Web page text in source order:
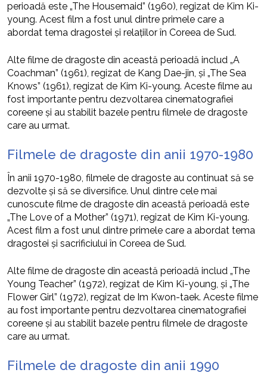
perioadă este „The Housemaid” (1960), regizat de Kim Ki-
young. Acest film a fost unul dintre primele care a
abordat tema dragostei și relațiilor în Coreea de Sud.
Alte filme de dragoste din această perioadă includ „A
Coachman” (1961), regizat de Kang Dae-jin, și „The Sea
Knows” (1961), regizat de Kim Ki-young. Aceste filme au
fost importante pentru dezvoltarea cinematografiei
coreene și au stabilit bazele pentru filmele de dragoste
care au urmat.
Filmele de dragoste din anii 1970-1980
În anii 1970-1980, filmele de dragoste au continuat să se
dezvolte și să se diversifice. Unul dintre cele mai
cunoscute filme de dragoste din această perioadă este
„The Love of a Mother” (1971), regizat de Kim Ki-young.
Acest film a fost unul dintre primele care a abordat tema
dragostei și sacrificiului în Coreea de Sud.
Alte filme de dragoste din această perioadă includ „The
Young Teacher” (1972), regizat de Kim Ki-young, și „The
Flower Girl” (1972), regizat de Im Kwon-taek. Aceste filme
au fost importante pentru dezvoltarea cinematografiei
coreene și au stabilit bazele pentru filmele de dragoste
care au urmat.
Filmele de dragoste din anii 1990